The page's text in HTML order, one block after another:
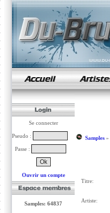
samples de rap
Se connecter
Pseudo :
Passe :
Ouvrir un compte
Samples: 64837
Samples»
Titre:
Artiste: